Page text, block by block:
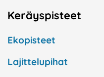
Keräyspisteet
Ekopisteet
Lajittelupihat